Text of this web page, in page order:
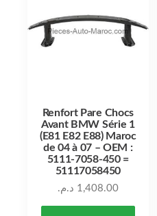
Renfort Pare Chocs
Avant BMW Série 1
(E81 E82 E88) Maroc
de 04 à 07 – OEM :
5111-7058-450 =
51117058450
1,408.00 د.م.